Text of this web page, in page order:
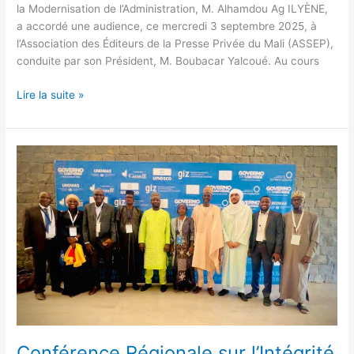
la Modernisation de l’Administration, M. Alhamdou Ag ILYÈNE,
a accordé une audience, ce mercredi 3 septembre 2025, à
l’Association des Éditeurs de la Presse Privée du Mali (ASSEP),
conduite par son Président, M. Boubacar Yalcoué. Au cours
Lire la suite »
Conférence
Régionale
sur
l’Intégrité
de
l’Information
à
Praia